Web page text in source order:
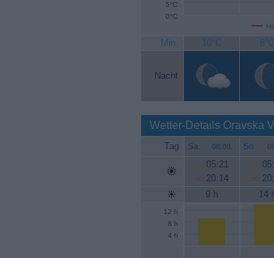
0°C
5°C
Min. 10°C 8°C
Nacht
Wetter-Details Oravska
Tag Sa. 08.08. So.
05:21
20:14
9 h
14
4 h
8 h
12 h